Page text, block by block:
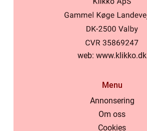
web: www.klikko.dk
Menu
Annonsering
Om oss
Cookies